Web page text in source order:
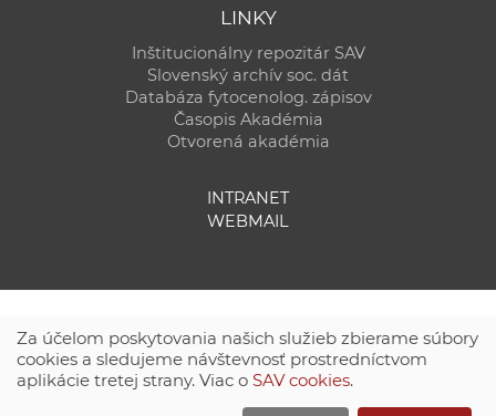
LINKY
Inštitucionálny repozitár SAV
Slovenský archív soc. dát
Databáza fytocenolog. zápisov
Časopis Akadémia
Otvorená akadémia
INTRANET
WEBMAIL
CSČ SAV, v. v. i. - Výpočtové stredisko SAV
Za účelom poskytovania našich služieb zbierame súbory
cookies a sledujeme návštevnosť prostredníctvom
aplikácie tretej strany. Viac o SAV cookies.